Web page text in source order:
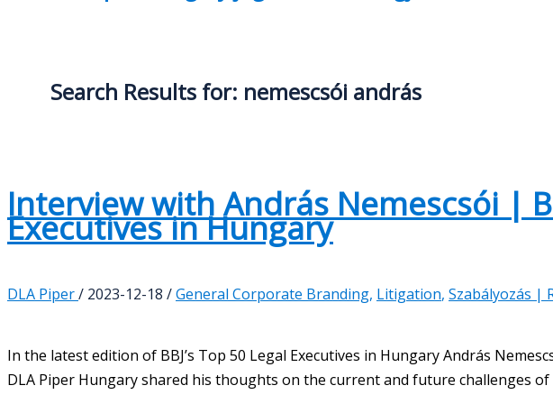
Search Results for: nemescsói andrás
Interview with András Nemescsói |
Executives in Hungary
DLA Piper/ 2023-12-18 /General Corporate Branding, Litigation, Szabályozás |
In the latest edition of BBJ’s Top 50 Legal Executives in Hungary András
DLA Piper Hungary shared his thoughts on the current and future challenges